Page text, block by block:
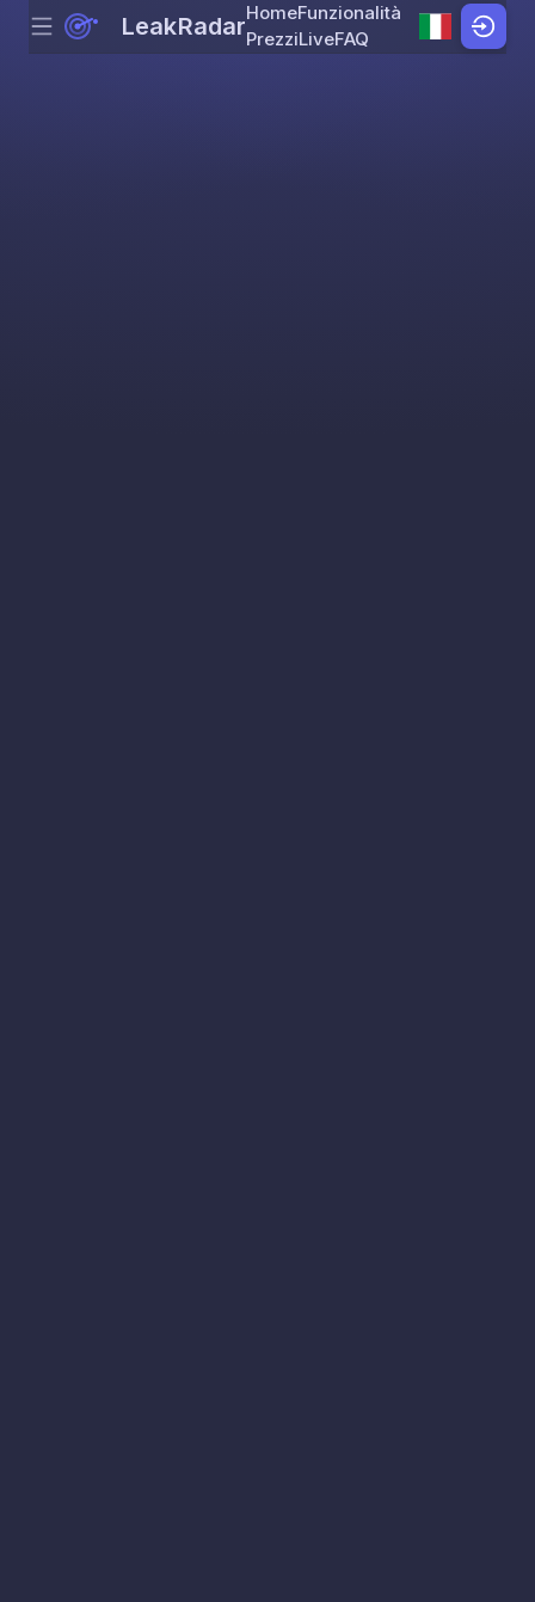
Skip to content
Menu LeakRadarHomeFunzionalità
PrezziLiveFAQ